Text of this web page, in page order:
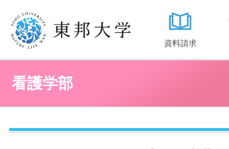
資料請求
看護学部